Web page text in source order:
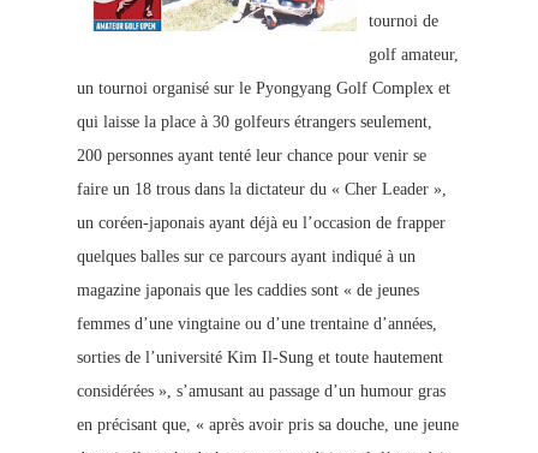
tournoi de
golf amateur,
un tournoi organisé sur le Pyongyang Golf Complex et
qui laisse la place à 30 golfeurs étrangers seulement,
200 personnes ayant tenté leur chance pour venir se
faire un 18 trous dans la dictateur du « Cher Leader »,
un coréen-japonais ayant déjà eu l’occasion de frapper
quelques balles sur ce parcours ayant indiqué à un
magazine japonais que les caddies sont « de jeunes
femmes d’une vingtaine ou d’une trentaine d’années,
sorties de l’université Kim Il-Sung et toute hautement
considérées », s’amusant au passage d’un humour gras
en précisant que, « après avoir pris sa douche, une jeune